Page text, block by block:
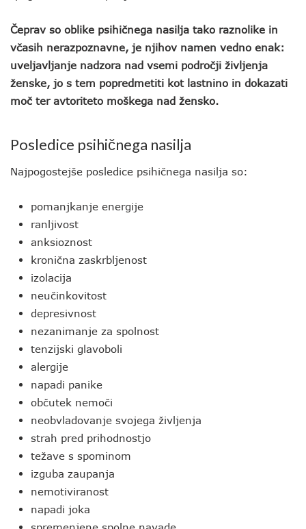
Čeprav so oblike psihičnega nasilja tako raznolike in
včasih nerazpoznavne, je njihov namen vedno enak:
uveljavljanje nadzora nad vsemi področji življenja
ženske, jo s tem popredmetiti kot lastnino in dokazati
moč ter avtoriteto moškega nad žensko.
Posledice psihičnega nasilja
Najpogostejše posledice psihičnega nasilja so:
pomanjkanje energije
ranljivost
anksioznost
kronična zaskrbljenost
izolacija
neučinkovitost
depresivnost
nezanimanje za spolnost
tenzijski glavoboli
alergije
napadi panike
občutek nemoči
neobvladovanje svojega življenja
strah pred prihodnostjo
težave s spominom
izguba zaupanja
nemotiviranost
napadi joka